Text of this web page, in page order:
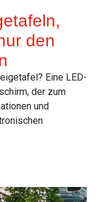
den
Eine LED-
der zum
und